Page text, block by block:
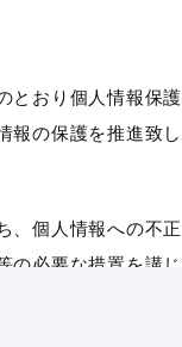
おり個人情報保
の保護を推進致し
個人情報への不
必要な措置を講